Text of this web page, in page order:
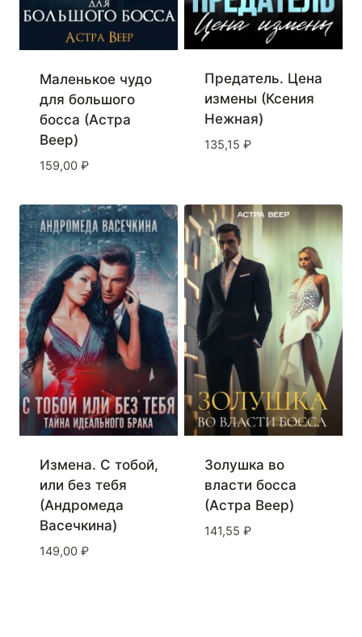
Маленькое чудо
для большого
босса (Астра
Веер)
159,00 ₽
Предатель. Цена
измены (Ксения
Нежная)
135,15 ₽
Измена. С тобой,
или без тебя
(Андромеда
Васечкина)
149,00 ₽
Золушка во
власти босса
(Астра Веер)
141,55 ₽